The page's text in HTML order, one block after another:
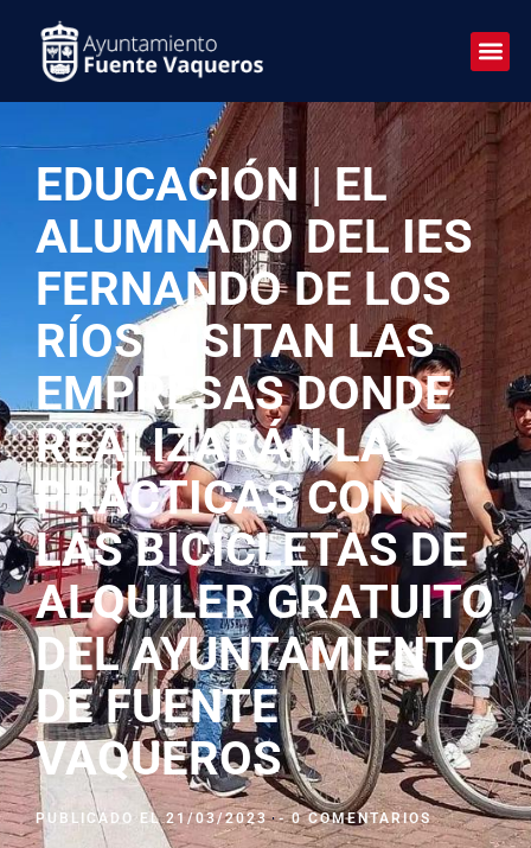
EDUCACIÓN | EL
ALUMNADO DEL IES
FERNANDO DE LOS
RÍOS VISITAN LAS
EMPRESAS DONDE
REALIZARÁN LAS
PRÁCTICAS CON
LAS BICICLETAS DE
ALQUILER GRATUITO
DEL AYUNTAMIENTO
DE FUENTE
VAQUEROS
PUBLICADO EL21/03/2023 -0 COMENTARIOS